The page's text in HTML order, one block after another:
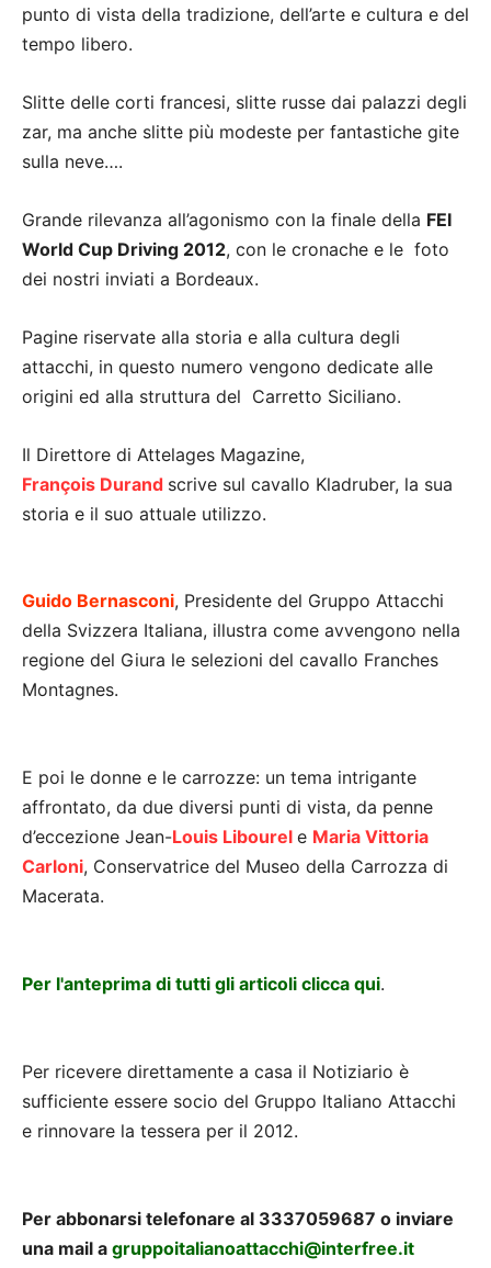
punto di vista della tradizione, dell’arte e cultura e del
tempo libero.
Slitte delle corti francesi, slitte russe dai palazzi degli
zar, ma anche slitte più modeste per fantastiche gite
sulla neve….
Grande rilevanza all’agonismo con la finale della FEI
World Cup Driving 2012, con le cronache e le foto
dei nostri inviati a Bordeaux.
Pagine riservate alla storia e alla cultura degli
attacchi, in questo numero vengono dedicate alle
origini ed alla struttura del Carretto Siciliano.
Il Direttore di Attelages Magazine,
François Durand scrive sul cavallo Kladruber, la sua
storia e il suo attuale utilizzo.
Guido Bernasconi, Presidente del Gruppo Attacchi
della Svizzera Italiana, illustra come avvengono nella
regione del Giura le selezioni del cavallo Franches
Montagnes.
E poi le donne e le carrozze: un tema intrigante
affrontato, da due diversi punti di vista, da penne
d’eccezione Jean-Louis Libourel e Maria Vittoria
Carloni, Conservatrice del Museo della Carrozza di
Macerata.
Per l'anteprima di tutti gli articoli clicca qui.
Per ricevere direttamente a casa il Notiziario è
sufficiente essere socio del Gruppo Italiano Attacchi
e rinnovare la tessera per il 2012.
Per abbonarsi telefonare al 3337059687 o inviare
una mail a gruppoitalianoattacchi@interfree.it